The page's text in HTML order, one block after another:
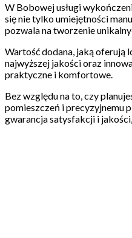
W Bobowej usługi
się nie tylko umiejętności
pozwala na tworzenie
Wartość dodana, jaką oferują
najwyższej jakości oraz
praktyczne i komfortowe.
Bez względu na to, czy
pomieszczeń i precyzyjnemu
gwarancja satysfakcji i